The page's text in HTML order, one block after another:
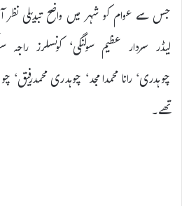
جس سے عوام کو شہر میں واضح تبدیلی
لیڈر سردار عظیم سولنگی‘ کونسلرز راجہ
چوہدری‘ رانا محمدامجد‘ چوہدری
تھے۔